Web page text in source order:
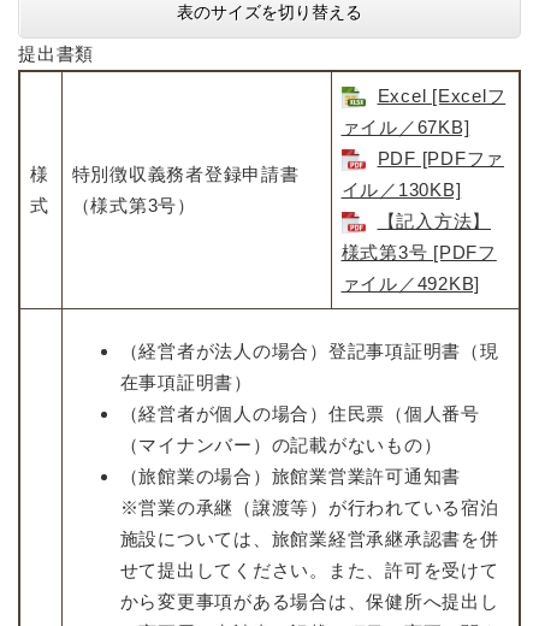
表のサイズを切り替える
提出書類
様
式
特別徴収義務者登録申請書
（様式第3号）
Excel [Excelフ
ァイル／67KB]
PDF [PDFファ
イル／130KB]
【記入方法】
様式第3号 [PDFフ
ァイル／492KB]
（経営者が法人の場合）登記事項証明書（現
在事項証明書）
（経営者が個人の場合）住民票（個人番号
（マイナンバー）の記載がないもの）
（旅館業の場合）旅館業営業許可通知書
※営業の承継（譲渡等）が行われている宿泊
施設については、旅館業経営承継承認書を併
せて提出してください。また、許可を受けて
から変更事項がある場合は、保健所へ提出し